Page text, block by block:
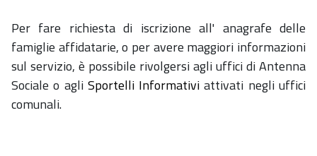
Per fare richiesta di iscrizione all' anagrafe delle
famiglie affidatarie, o per avere maggiori informazioni
sul servizio, è possibile rivolgersi agli uffici di Antenna
Sociale o agli Sportelli Informativi attivati negli uffici
comunali.